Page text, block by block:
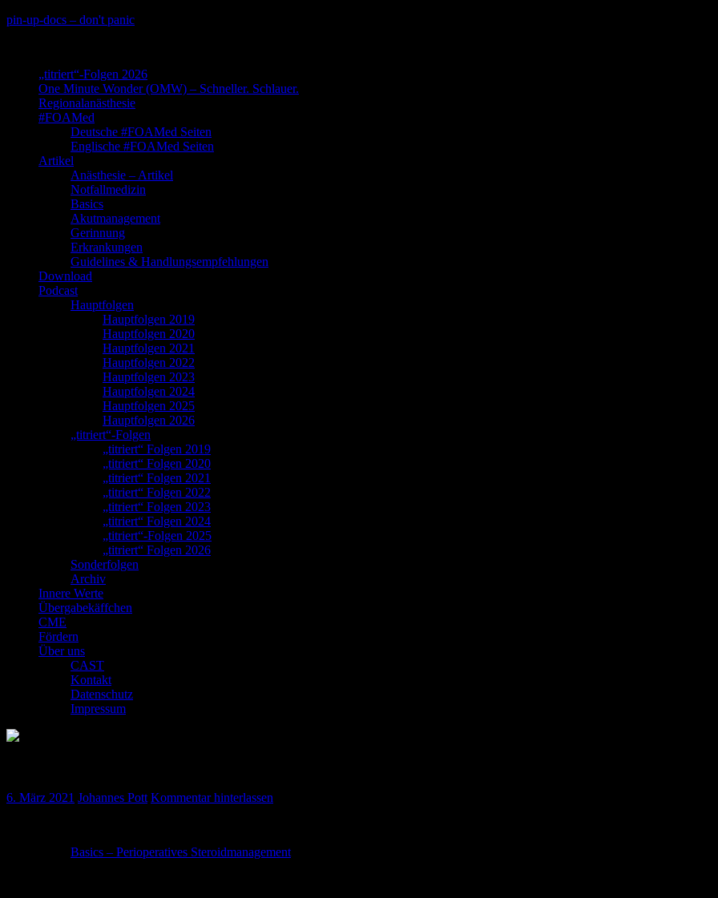
Skip
pin-up-docs – don't panic
„titriert“-Folgen 2026
One Minute Wonder (OMW) – Schneller. Schlauer.
Regionalanästhesie
#FOAMed
Deutsche #FOAMed Seiten
Englische #FOAMed Seiten
Artikel
Anästhesie – Artikel
Notfallmedizin
Basics
Akutmanagement
Gerinnung
Erkrankungen
Guidelines & Handlungsempfehlungen
Download
Podcast
Hauptfolgen
Hauptfolgen 2019
Hauptfolgen 2020
Hauptfolgen 2021
Hauptfolgen 2022
Hauptfolgen 2023
Hauptfolgen 2024
Hauptfolgen 2025
Hauptfolgen 2026
„titriert“-Folgen
„titriert“ Folgen 2019
„titriert“ Folgen 2020
„titriert“ Folgen 2021
„titriert“ Folgen 2022
„titriert“ Folgen 2023
„titriert“ Folgen 2024
„titriert“-Folgen 2025
„titriert“ Folgen 2026
Sonderfolgen
Archiv
Innere Werte
Übergabekäffchen
CME
Fördern
Über uns
CAST
Kontakt
Datenschutz
Impressum
6. März 2021 Johannes Pott Kommentar hinterlassen
Basics – Perioperatives Steroidmanagement